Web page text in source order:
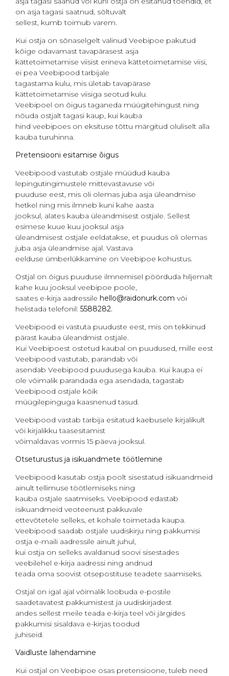
on asja tagasi saatnud, sõltuvalt
sellest, kumb toimub varem.
Kui ostja on sõnaselgelt valinud Veebipoe pakutud
kõige odavamast tavapärasest asja
kättetoimetamise viisist erineva kättetoimetamise viisi,
ei pea Veebipood tarbijale
tagastama kulu, mis ületab tavapärase
kättetoimetamise viisiga seotud kulu.
Veebipoel on õigus taganeda müügitehingust ning
nõuda ostjalt tagasi kaup, kui kauba
hind veebipoes on eksituse tõttu märgitud oluliselt alla
kauba turuhinna.
Pretensiooni esitamise õigus
Veebipood vastutab ostjale müüdud kauba
lepingutingimustele mittevastavuse või
puuduse eest, mis oli olemas juba asja üleandmise
hetkel ning mis ilmneb kuni kahe aasta
jooksul, alates kauba üleandmisest ostjale. Sellest
esimese kuue kuu jooksul asja
üleandmisest ostjale eeldatakse, et puudus oli olemas
juba asja üleandmise ajal. Vastava
eelduse ümberlükkamine on Veebipoe kohustus.
Ostjal on õigus puuduse ilmnemisel pöörduda hiljemalt
kahe kuu jooksul veebipoe poole,
saates e-kirja aadressile hello@raidonurk.com või
helistada telefonil: 5588282.
Veebipood ei vastuta puuduste eest, mis on tekkinud
pärast kauba üleandmist ostjale.
Kui Veebipoest ostetud kaubal on puudused, mille eest
Veebipood vastutab, parandab või
asendab Veebipood puudusega kauba. Kui kaupa ei
ole võimalik parandada ega asendada, tagastab
Veebipood ostjale kõik
müügilepinguga kaasnenud tasud.
Veebipood vastab tarbija esitatud kaebusele kirjalikult
või kirjalikku taasesitamist
võimaldavas vormis 15 päeva jooksul.
Otseturustus ja isikuandmete töötlemine
Veebipood kasutab ostja poolt sisestatud isikuandmeid
ainult tellimuse töötlemiseks ning
kauba ostjale saatmiseks. Veebipood edastab
isikuandmeid veoteenust pakkuvale
ettevõtetele selleks, et kohale toimetada kaupa.
Veebipood saadab ostjale uudiskirju ning pakkumisi
ostja e-maili aadressile ainult juhul,
kui ostja on selleks avaldanud soovi sisestades
veebilehel e-kirja aadressi ning andnud
teada oma soovist otsepostituse teadete saamiseks.
Ostjal on igal ajal võimalik loobuda e-postile
saadetavatest pakkumistest ja uudiskirjadest
andes sellest meile teada e-kirja teel või järgides
pakkumisi sisaldava e-kirjas toodud
juhiseid.
Vaidluste lahendamine
Kui ostjal on Veebipoe osas pretensioone, tuleb need